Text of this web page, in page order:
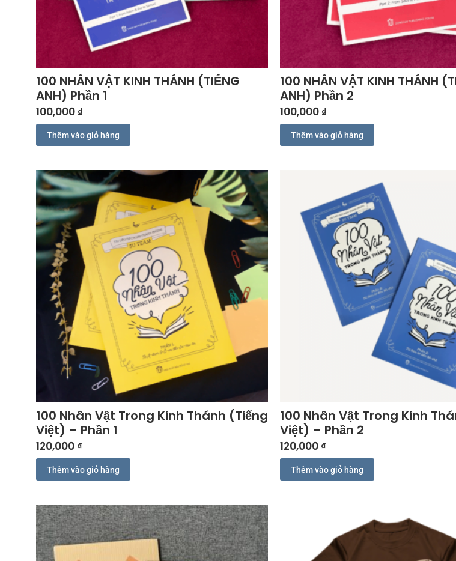
100 NHÂN VẬT KINH THÁNH (TIẾNG
ANH) Phần 1
100,000 ₫
Thêm vào giỏ hàng
100 NHÂN VẬT KINH THÁNH
ANH) Phần 2
100,000 ₫
Thêm vào giỏ hàng
100 Nhân Vật Trong Kinh Thánh (Tiếng
Việt) – Phần 1
120,000 ₫
Thêm vào giỏ hàng
100 Nhân Vật Trong Kinh
Việt) – Phần 2
120,000 ₫
Thêm vào giỏ hàng